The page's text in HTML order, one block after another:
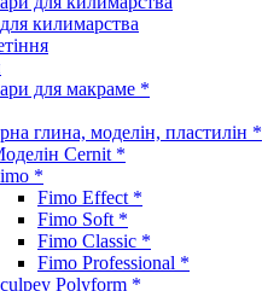
килимарства
для макраме *
глина, моделін, пластилін *
Cernit *
*
Fimo Effect *
Fimo Soft *
Fimo Classic *
Fimo Professional *
Polyform *